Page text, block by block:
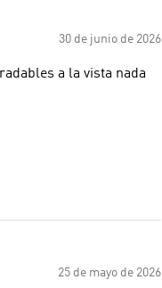
30 de junio de 2026
a la vista nada
25 de mayo de 2026